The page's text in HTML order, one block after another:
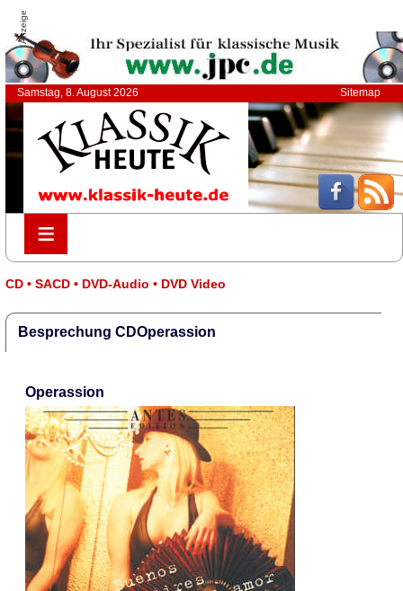
Anzeige
Samstag, 8. August 2026 Sitemap
≡
≡
CD • SACD • DVD-Audio • DVD Video
Besprechung CDOperassion
Operassion